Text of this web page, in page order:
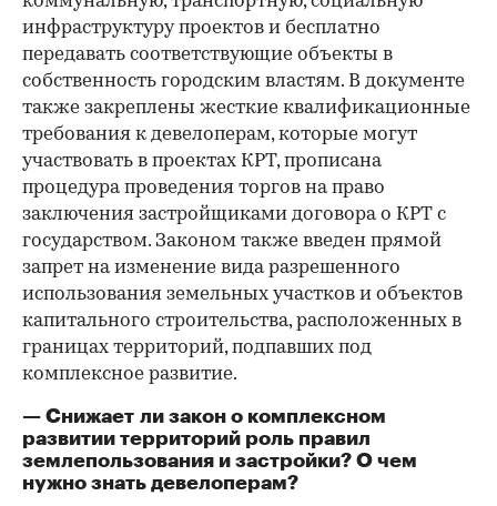
инфраструктуру проектов и бесплатно
передавать соответствующие объекты в
собственность городским властям. В документе
также закреплены жесткие квалификационные
требования к девелоперам, которые могут
участвовать в проектах КРТ, прописана
процедура проведения торгов на право
заключения застройщиками договора о КРТ с
государством. Законом также введен прямой
запрет на изменение вида разрешенного
использования земельных участков и объектов
капитального строительства, расположенных в
границах территорий, подпавших под
комплексное развитие.
— Снижает ли закон о комплексном
развитии территорий роль правил
землепользования и застройки? О чем
нужно знать девелоперам?